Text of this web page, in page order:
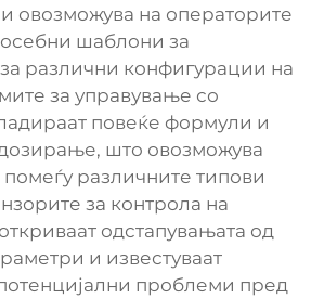
овозможува на операторите
шаблони за
различни конфигурации на
за управување со
повеќе формули и
што овозможува
различните типови
за контрола на
одстапувањата од
и известуваат
проблеми пред